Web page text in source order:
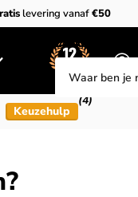
levering vanaf€50
Zoeken
Keuzehulp
(4)